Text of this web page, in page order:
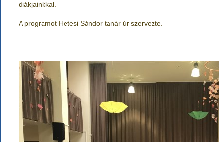
diákjainkkal.
A programot Hetesi Sándor tanár úr szervezte.